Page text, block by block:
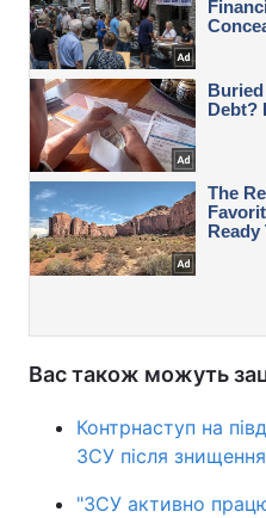
Вас також можуть
Контрнаступ на
ЗСУ після
"ЗСУ активно